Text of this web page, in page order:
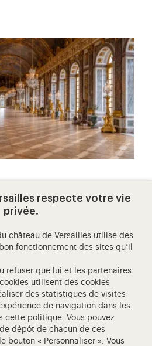
versailles
jardins en matinée, visitez le
pour apprécier l'atmosphère
du soleil procurent aux pièces
respecte votre vie
privée.
château de Versailles utilise des
fonctionnement des sites qu’il
refuser que lui et les partenaires
utilisent des cookies
des statistiques de visites
de navigation dans les
cette politique. Vous pouvez
dépôt de chacun de ces
bouton « Personnaliser ». Vous